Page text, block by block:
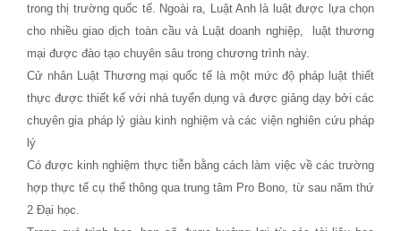
trong thị trường quốc tế. Ngoài ra, Luật Anh là luật được lựa chọn
cho nhiều giao dịch toàn cầu và Luật doanh nghiệp, luật thương
mại được đào tạo chuyên sâu trong chương trình này.
Cử nhân Luật Thương mại quốc tế là một mức độ pháp luật thiết
thực được thiết kế với nhà tuyển dụng và được giảng dạy bởi các
chuyên gia pháp lý giàu kinh nghiệm và các viện nghiên cứu pháp
lý
Có được kinh nghiệm thực tiễn bằng cách làm việc về các trường
hợp thực tế cụ thể thông qua trung tâm Pro Bono, từ sau năm thứ
2 Đại học.